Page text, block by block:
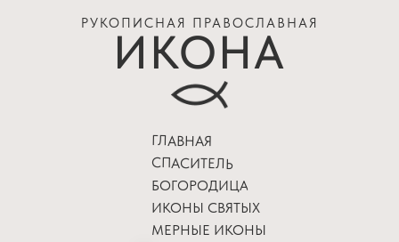
ИКОНА
РУКОПИСНАЯ ПРАВОСЛАВНАЯ
МЕРНЫЕ ИКОНЫ
СПАСИТЕЛЬ
ГЛАВНАЯ
БОГОРОДИЦА
ИКОНЫ СВЯТЫХ